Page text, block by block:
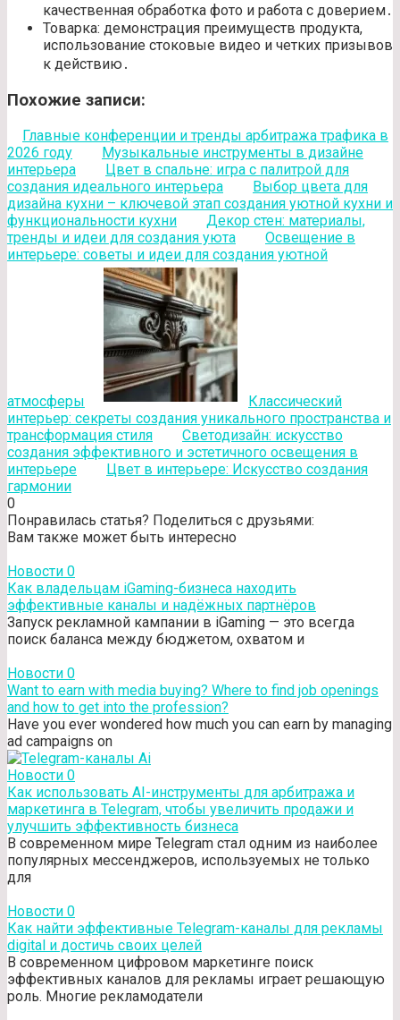
качественная обработка фото и работа с доверием․
Товарка: демонстрация преимуществ продукта,
использование стоковые видео и четких призывов
к действию․
Похожие записи:
Главные конференции и тренды арбитража трафика в
2026 году
Музыкальные инструменты в дизайне
интерьера
Цвет в спальне: игра с палитрой для
создания идеального интерьера
Выбор цвета для
дизайна кухни – ключевой этап создания уютной кухни и
функциональности кухни
Декор стен: материалы,
тренды и идеи для создания уюта
Освещение в
интерьере: советы и идеи для создания уютной
атмосферы
Классический
интерьер: секреты создания уникального пространства и
трансформация стиля
Светодизайн: искусство
создания эффективного и эстетичного освещения в
интерьере
Цвет в интерьере: Искусство создания
гармонии
0
Понравилась статья? Поделиться с друзьями:
Вам также может быть интересно
Новости 0
Как владельцам iGaming-бизнеса находить
эффективные каналы и надёжных партнёров
Запуск рекламной кампании в iGaming — это всегда
поиск баланса между бюджетом, охватом и
Новости 0
Want to earn with media buying? Where to find job openings
and how to get into the profession?
Have you ever wondered how much you can earn by managing
ad campaigns on
Новости 0
Как использовать AI-инструменты для арбитража и
маркетинга в Telegram, чтобы увеличить продажи и
улучшить эффективность бизнеса
В современном мире Telegram стал одним из наиболее
популярных мессенджеров, используемых не только
для
Новости 0
Как найти эффективные Telegram-каналы для рекламы
digital и достичь своих целей
В современном цифровом маркетинге поиск
эффективных каналов для рекламы играет решающую
роль. Многие рекламодатели